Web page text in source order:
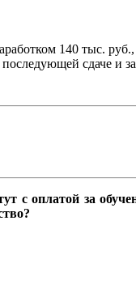
140 тыс.
сдаче и
оплатой за